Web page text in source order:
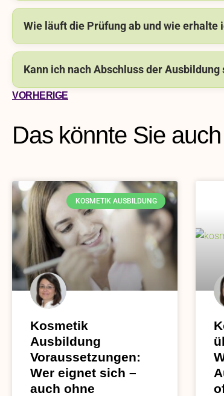
Wie läuft die Prüfung ab und wie erhalte
Kann ich nach Abschluss der
VORHERIGE
Das könnte Sie
KOSMETIK AUSBILDUNG
Kosmetik
Ausbildung
Voraussetzungen:
Wer eignet sich –
auch ohne